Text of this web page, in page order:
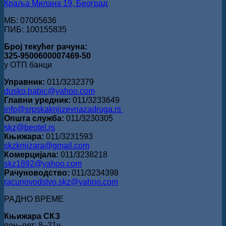
Краља Милана 19, Београд
МБ: 07005636
ПИБ: 100155835
Број текућег рачуна:
325-9500600007469-50
у ОТП банци
Управник: 011/3232379
dusko.babic@yahoo.com
Главни уредник: 011/3233649
info@srpskaknjizevnazadruga.rs
Општа служба: 011/3230305
skz@beotel.rs
Књижара: 011/3231593
skzknjizara@gmail.com
Комерцијала: 011/3238218
skz1892@yahoo.com
Рачуноводство: 011/3234398
racunovodstvo.skz@yahoo.com
РАДНО ВРЕМЕ
Књижара СКЗ